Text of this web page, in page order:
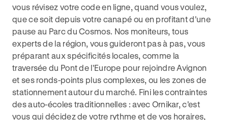
vous révisez votre code en ligne, quand vous voulez,
que ce soit depuis votre canapé ou en profitant d'une
pause au Parc du Cosmos. Nos moniteurs, tous
experts de la région, vous guideront pas à pas, vous
préparant aux spécificités locales, comme la
traversée du Pont de l'Europe pour rejoindre Avignon
et ses ronds-points plus complexes, ou les zones de
stationnement autour du marché. Fini les contraintes
des auto-écoles traditionnelles : avec Ornikar, c'est
vous qui décidez de votre rythme et de vos horaires,